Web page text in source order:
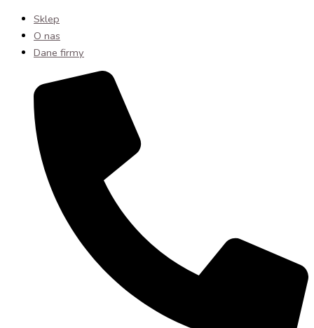
Sklep
O nas
Dane firmy